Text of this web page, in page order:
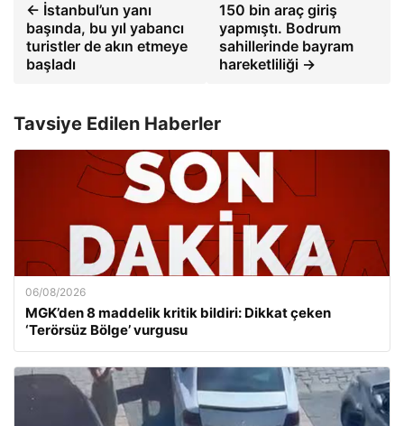
← İstanbul’un yanı
başında, bu yıl yabancı
turistler de akın etmeye
başladı
150 bin araç giriş
yapmıştı. Bodrum
sahillerinde bayram
hareketliliği →
Tavsiye Edilen Haberler
06/08/2026
MGK’den 8 maddelik kritik bildiri: Dikkat çeken
‘Terörsüz Bölge’ vurgusu